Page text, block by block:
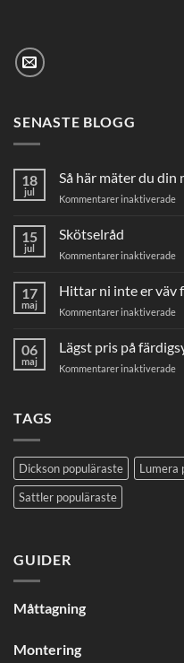
SENASTE BLOGG
18
jul
Så här mäter du din
Kommentarer inaktiveradeför
du
15
jul
Skötselråd
Kommentarer inaktiveradeför
17
maj
Hittar ni inte er väv
Kommentarer inaktiveradeför
er
06
maj
Lägst pris på
Kommentarer inaktiveradeför
TAGS
Dickson populäraste Lumera
Sattler populäraste
GUIDER
Måttagning
Montering